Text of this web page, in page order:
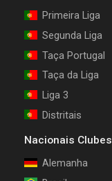
Primeira Liga
Segunda Liga
Taça Portugal
Taça da Liga
Liga 3
Distritais
Nacionais Clubes
Alemanha